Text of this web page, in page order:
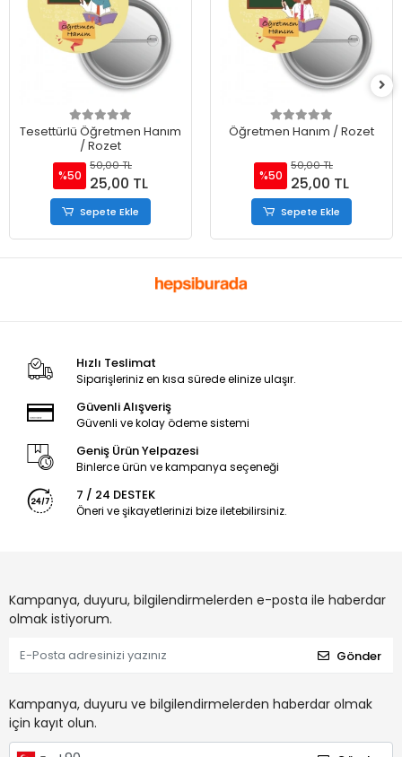
Tesettürlü Öğretmen Hanım
/ Rozet
%50
50,00 TL
25,00 TL
Sepete Ekle
Öğretmen Hanım / Rozet
%50
50,00 TL
25,00 TL
Sepete Ekle
Hızlı Teslimat
Siparişleriniz en kısa sürede elinize ulaşır.
Güvenli Alışveriş
Güvenli ve kolay ödeme sistemi
Geniş Ürün Yelpazesi
Binlerce ürün ve kampanya seçeneği
7 / 24 DESTEK
Öneri ve şikayetlerinizi bize iletebilirsiniz.
Kampanya, duyuru, bilgilendirmelerden e-posta ile haberdar
olmak istiyorum.
Gönder
Kampanya, duyuru ve bilgilendirmelerden haberdar olmak
için kayıt olun.